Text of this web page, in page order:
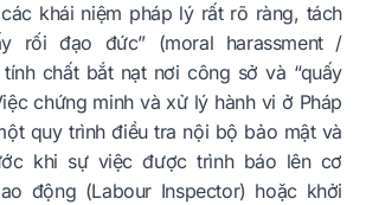
khái niệm pháp lý rất rõ ràng, tách
rối đạo đức” (moral harassment /
chất bắt nạt nơi công sở và “quấy
chứng minh và xử lý hành vi ở Pháp
quy trình điều tra nội bộ bảo mật và
khi sự việc được trình báo lên cơ
động (Labour Inspector) hoặc khởi